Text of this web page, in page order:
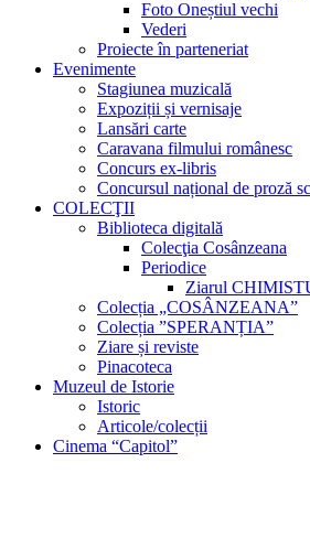
Foto Oneștiul vechi
Vederi
Proiecte în parteneriat
Evenimente
Stagiunea muzicală
Expoziții și vernisaje
Lansări carte
Caravana filmului românesc
Concurs ex-libris
Concursul național de proză
COLECŢII
Biblioteca digitală
Colecţia Cosânzeana
Periodice
Ziarul
Colecția „COSÂNZEANA”
Colecția ”SPERANȚIA”
Ziare și reviste
Pinacoteca
Muzeul de Istorie
Istoric
Articole/colecții
Cinema “Capitol”